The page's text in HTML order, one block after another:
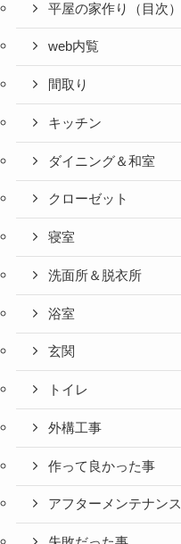
平屋の家作り（目次）
web内覧
間取り
キッチン
ダイニング＆和室
クローゼット
寝室
洗面所＆脱衣所
浴室
玄関
トイレ
外構工事
作って良かった事
アフターメンテナンス